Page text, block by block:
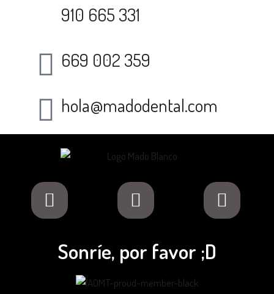
910 665 331
669 002 359
hola@madodental.com
Sonríe, por favor ;D